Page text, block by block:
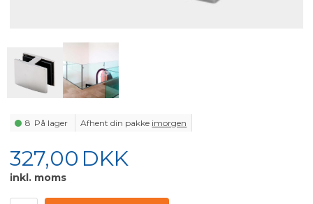
8 På lager Afhent din pakke imorgen
327,00 DKK
inkl. moms